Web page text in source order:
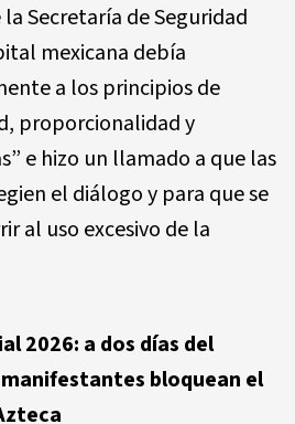
Secretaría de Seguridad
mexicana debía
a los principios de
proporcionalidad y
e hizo un llamado a que las
el diálogo y para que se
al uso excesivo de la
2026: a dos días del
bloquean el